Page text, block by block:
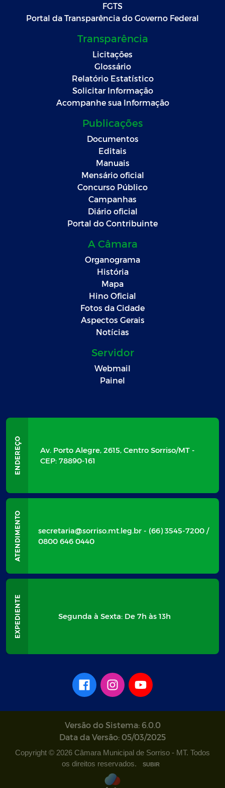
FGTS
Portal da Transparência do Governo Federal
Transparência
Licitações
Glossário
Relatório Estatístico
Solicitar Informação
Acompanhe sua Informação
Publicações
Documentos
Editais
Manuais
Mensário oficial
Concurso Público
Campanhas
Diário oficial
Portal do Contribuinte
A Câmara
Organograma
História
Mapa
Hino Oficial
Fotos da Cidade
Aspectos Gerais
Notícias
Servidor
Webmail
Painel
Av. Porto Alegre, 2615, Centro Sorriso/MT -
CEP: 78890-161
secretaria@sorriso.mt.leg.br - (66) 3545-7200 /
0800 646 0440
Segunda à Sexta: De 7h às 13h
Versão do Sistema: 6.0.0
Data da Versão: 05/03/2025
Copyright © 2026 Câmara Municipal de Sorriso - MT. Todos
os direitos reservados.
SUBIR